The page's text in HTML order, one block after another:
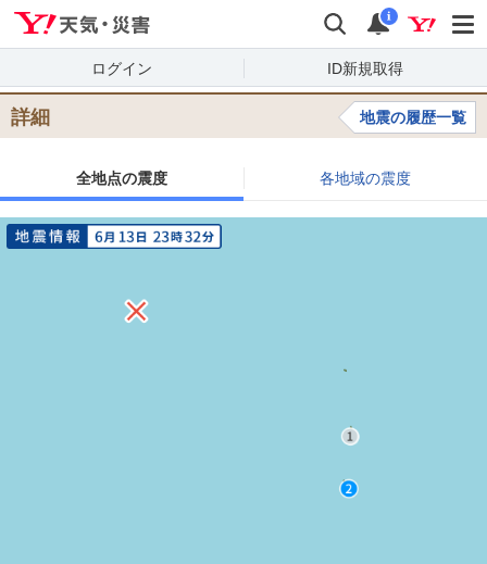
検索 通知
i
ログイン ID新規取得
詳細 地震の履歴一覧
全地点の震度 各地域の震度